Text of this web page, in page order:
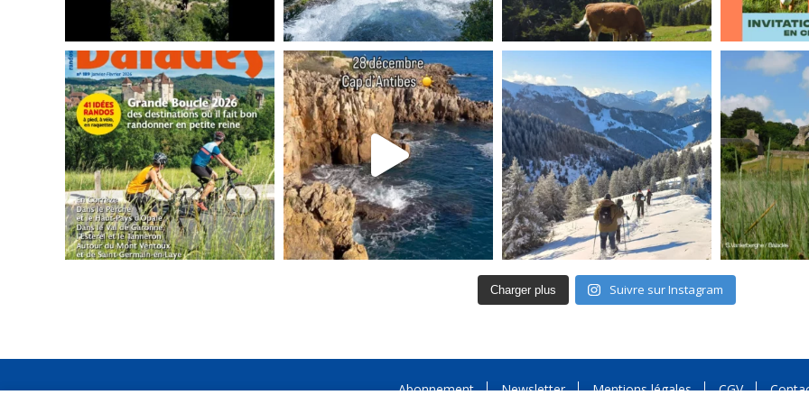
Charger plus Suivre sur Instagram
Abonnement Newsletter Mentions légales CGV